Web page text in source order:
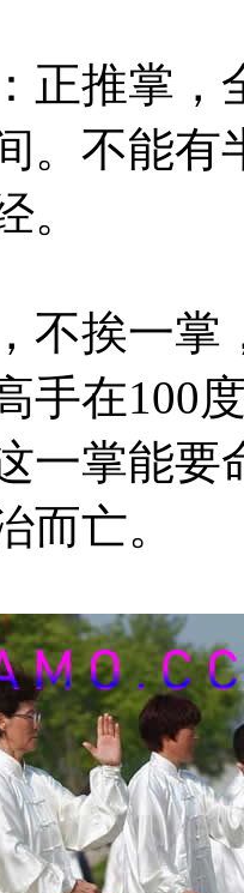
推掌，
。不能有
。
挨一掌
手在100
一掌能
而亡。